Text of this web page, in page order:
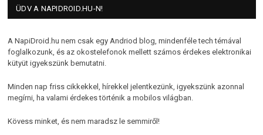
ÜDV A NAPIDROID.HU-N!
A NapiDroid.hu nem csak egy Andriod blog, mindenféle tech témával
foglalkozunk, és az okostelefonok mellett számos érdekes elektronikai
kütyüt igyekszünk bemutatni.
Minden nap friss cikkekkel, hírekkel jelentkezünk, igyekszünk azonnal
megírni, ha valami érdekes történik a mobilos világban.
Kövess minket, és nem maradsz le semmiről!